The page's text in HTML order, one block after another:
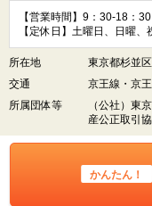
【営業時間】9：30-18：30
【定休日】土曜日、日曜、
所在地
東京都杉並
交通
京王線・京
所属団体等
（公社）東
産公正取引
かんたん！